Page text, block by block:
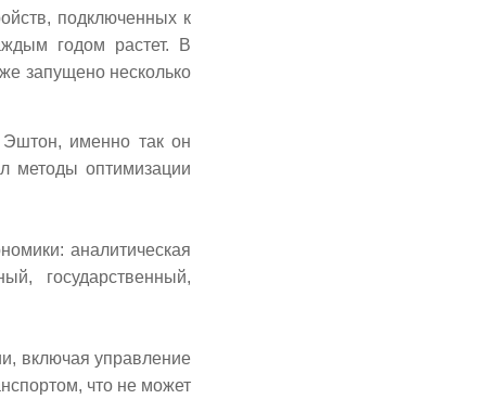
подключенных к
годом растет. В
запущено несколько
Эштон, именно так он
методы оптимизации
аналитическая
государственный,
включая управление
что не может